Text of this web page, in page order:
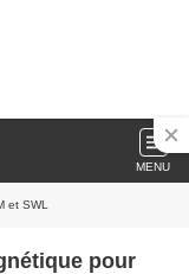
MENU
et SWL
pour